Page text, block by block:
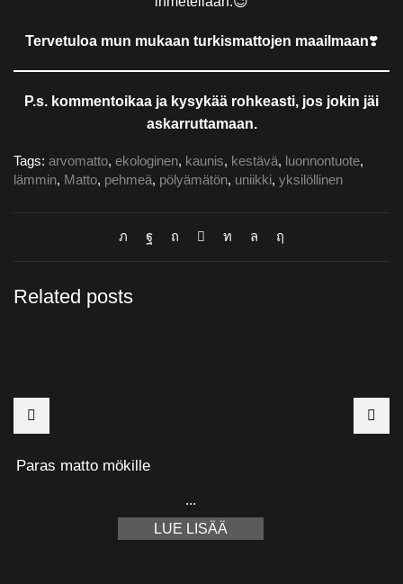
Tervetuloa mun mukaan turkismattojen maailmaan❣️
P.s. kommentoikaa ja kysykää rohkeasti, jos jokin jäi
askarruttamaan.
Tags: arvomatto, ekologinen, kaunis, kestävä, luonnontuote,
lämmin, Matto, pehmeä, pölyämätön, uniikki, yksilöllinen
Related posts
Paras matto mökille
...